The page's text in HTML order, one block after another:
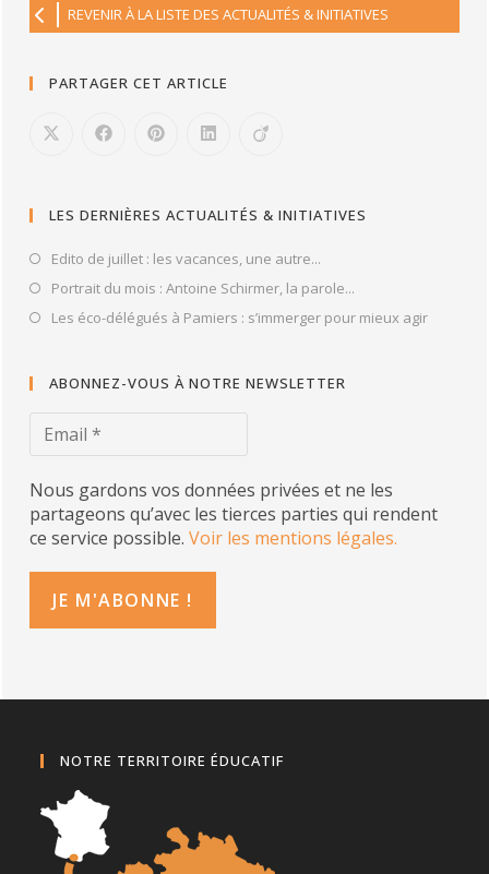
REVENIR À LA LISTE DES ACTUALITÉS & INITIATIVES
PARTAGER CET ARTICLE
LES DERNIÈRES ACTUALITÉS & INITIATIVES
Edito de juillet : les vacances, une autre...
Portrait du mois : Antoine Schirmer, la parole...
Les éco-délégués à Pamiers : s’immerger pour mieux agir
ABONNEZ-VOUS À NOTRE NEWSLETTER
Nous gardons vos données privées et ne les
partageons qu’avec les tierces parties qui rendent
ce service possible.Voir les mentions légales.
NOTRE TERRITOIRE ÉDUCATIF